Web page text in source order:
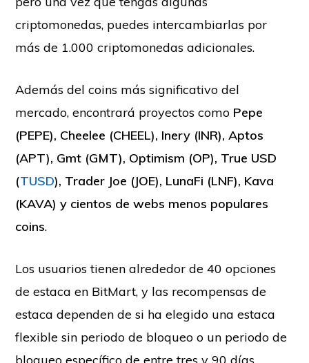
criptomonedas, puedes intercambiarlas por
más de 1.000 criptomonedas adicionales.
Además del coins más significativo del
mercado, encontrará proyectos como Pepe
(PEPE), Cheelee (CHEEL), Inery (INR), Aptos
(APT), Gmt (GMT), Optimism (OP), True USD
(TUSD), Trader Joe (JOE), LunaFi (LNF), Kava
(KAVA) y cientos de webs menos populares
coins.
Los usuarios tienen alrededor de 40 opciones
de estaca en BitMart, y las recompensas de
estaca dependen de si ha elegido una estaca
flexible sin periodo de bloqueo o un periodo de